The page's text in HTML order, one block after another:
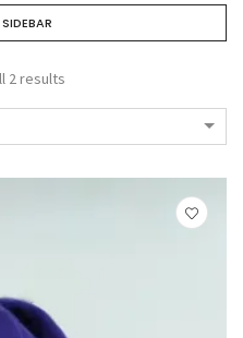
2 results